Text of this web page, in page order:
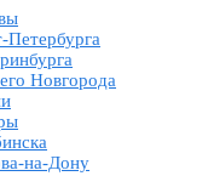
Петербурга
Новгорода
на-Дону